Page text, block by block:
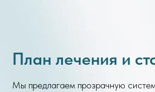
План лечения и
Мы предлагаем прозрачную